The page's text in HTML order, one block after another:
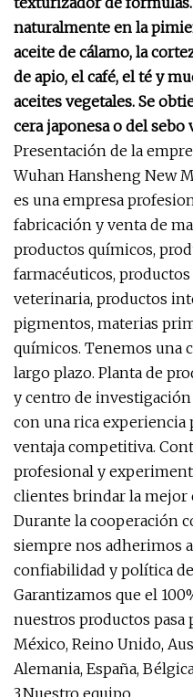
naturalmente en la
aceite de cálamo, la
de apio, el café, el té y
aceites vegetales. Se
cera japonesa o del sebo
Presentación de la
Wuhan Hansheng New
es una empresa
fabricación y venta de
productos químicos,
farmacéuticos,
veterinaria, productos
pigmentos, materias
químicos. Tenemos una
largo plazo. Planta de
y centro de
con una rica
ventaja competitiva.
profesional y
clientes brindar la mejor
Durante la cooperación
siempre nos adherimos
confiabilidad y política
Garantizamos que el
nuestros productos pasa
México, Reino Unido,
Alemania, España,
3.Nuestro equipo